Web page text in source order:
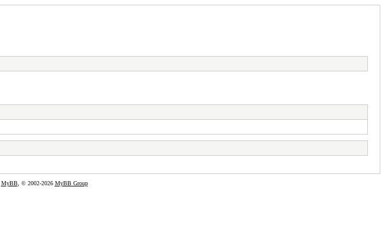
MyBB, © 2002-2026 MyBB Group